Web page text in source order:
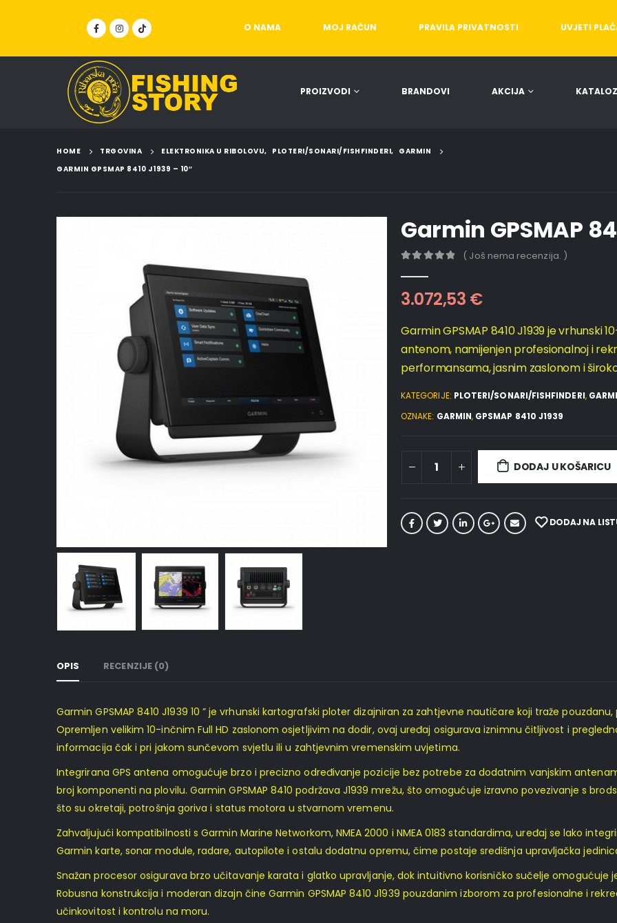
O NAMA MOJ RAČUN PRAVILA PRIVATNOSTI UVJETI
PROIZVODI BRANDOVI AKCIJA
HOME TRGOVINA ELEKTRONIKA U RIBOLOVU, PLOTERI/SONARI/FISHFINDERI, GARMIN
GARMIN GPSMAP 8410 J1939 – 10″
Garmin GPSMAP
( Još nema recenzija. )
3.072,53 €
Garmin GPSMAP 8410 J1939 je
antenom, namijenjen profesionalnoj i
performansama, jasnim zaslonom i
KATEGORIJE: PLOTERI/SONARI/FISHFINDERI,
OZNAKE: GARMIN, GPSMAP 8410 J1939
DODAJ U KOŠARICU
DODAJ NA
OPIS RECENZIJE (0)
Garmin GPSMAP 8410 J1939 10 ” je vrhunski kartografski ploter dizajniran za zahtjevne nautičare koji traže
Opremljen velikim 10-inčnim Full HD zaslonom osjetljivim na dodir, ovaj uređaj osigurava iznimnu čitljivost i
informacija čak i pri jakom sunčevom svjetlu ili u zahtjevnim vremenskim uvjetima.
Integrirana GPS antena omogućuje brzo i precizno određivanje pozicije bez potrebe za dodatnim vanjskim
broj komponenti na plovilu. Garmin GPSMAP 8410 podržava J1939 mrežu, što omogućuje izravno povezivanje s
što su okretaji, potrošnja goriva i status motora u stvarnom vremenu.
Zahvaljujući kompatibilnosti s Garmin Marine Networkom, NMEA 2000 i NMEA 0183 standardima, uređaj se lako
Garmin karte, sonar module, radare, autopilote i ostalu dodatnu opremu, čime postaje središnja upravljačka
Snažan procesor osigurava brzo učitavanje karata i glatko upravljanje, dok intuitivno korisničko sučelje omogućuje
Robusna konstrukcija i moderan dizajn čine Garmin GPSMAP 8410 J1939 pouzdanim izborom za profesionalne i
učinkovitost i kontrolu na moru.